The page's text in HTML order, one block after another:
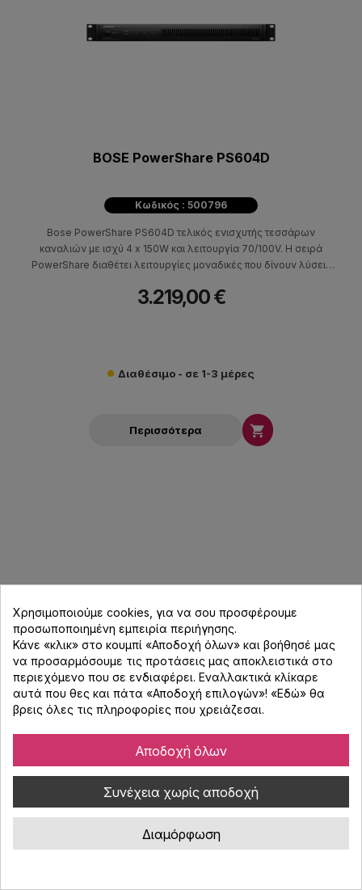
BOSE PowerShare PS604D
Κωδικός : 500796
Bose PowerShare PS604D τελικός ενισχυτής τεσσάρων
καναλιών με ισχύ 4 x 150W και λειτουργία 70/100V. Η σειρά
PowerShare διαθέτει λειτουργίες μοναδικές που δίνουν λύσεις
3.219,00 €
Διαθέσιμο - σε 1-3 μέρες
Περισσότερα 
QSC MP-A80V Τελικός Ενισχυτής
QSC MP-A80V επαγγελματικός τελικός ενισχυτής τεσσάρων
καναλιών με ισχύ 8 x 200W στα 4Ω/8Ω και λειτουργία 100V.
Χρησιμοποιούμε cookies, για να σου προσφέρουμε
προσωποποιημένη εμπειρία περιήγησης.
Κάνε «κλικ» στο κουμπί «Αποδοχή όλων» και βοήθησέ μας
να προσαρμόσουμε τις προτάσεις μας αποκλειστικά στο
περιεχόμενο που σε ενδιαφέρει. Εναλλακτικά κλίκαρε
αυτά που θες και πάτα «Αποδοχή επιλογών»! «Εδώ» θα
βρεις όλες τις πληροφορίες που χρειάζεσαι.
Αποδοχή όλων
Συνέχεια χωρίς αποδοχή
Διαμόρφωση